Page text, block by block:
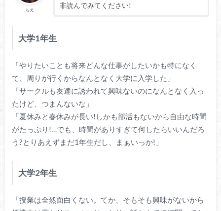
もえ
非読んでみてください!
大学1年生
「やりたいことも将来どんな仕事がしたいかも特になく
て、周りが行くからなんとなく大学に入学した」
「サークルも友達に誘われて興味ないのになんとなく入っ
たけど、つまんないな」
「夏休みと春休みが長い!しかも部活もないから自由な時間
がたっぷり!…でも、時間がありすぎて何したらいいんだろ
う?とりあえずまだ1年生だし、まぁいっか!」
大学2年生
「授業は全然面白くない。てか、そもそも興味がないから